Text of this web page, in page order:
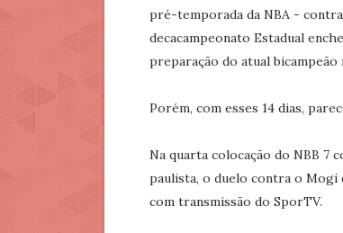
pré-temporada da NBA -
decacampeonato Estadual
preparação do atual bicampeão
Porém, com esses 14 dias,
Na quarta colocação do NBB 7
paulista, o duelo contra o Mogi
com transmissão do SporTV.